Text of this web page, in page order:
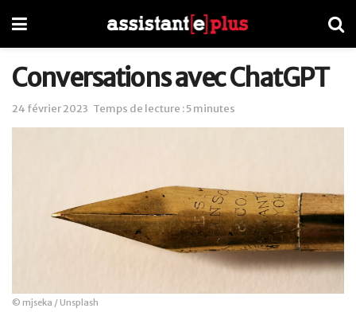
Conversations avec ChatGPT
24 février 2023 Temps de lecture : 5 minutes
© mjseka / Unsplash